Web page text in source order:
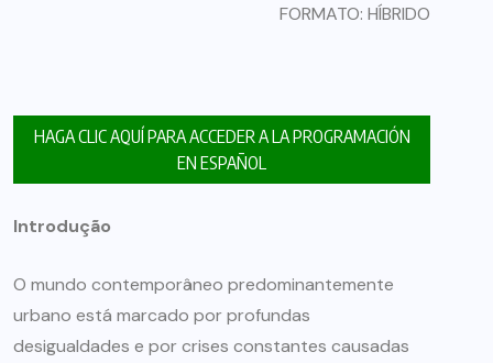
FORMATO: HÍBRIDO
HAGA CLIC AQUÍ PARA ACCEDER A LA PROGRAMACIÓN
EN ESPAÑOL
Introdução
O mundo contemporâneo predominantemente
urbano está marcado por profundas
desigualdades e por crises constantes causadas